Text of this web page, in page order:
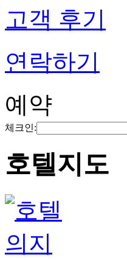
고객 후기
연락하기
예약
체크인:
호텔지도